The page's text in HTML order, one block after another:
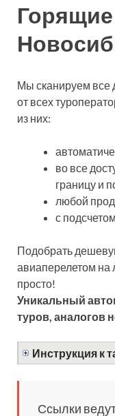
Мы сканируем все
от всех
из них:
во все
границу и
любой
с
Подобрать
авиаперелетом на
просто!
Уникальный
туров, аналогов
Инструкция к
Ссылки